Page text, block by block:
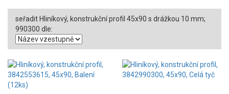
seřadit Hliníkový, konstrukční profil 45x90 s drážkou 10 mm;
990300 dle: